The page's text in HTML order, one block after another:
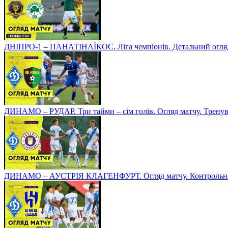
ДНІПРО-1 – ПАНАТІНАЇКОС. Ліга чемпіонів. Детальний
ДИНАМО – РУДАР. Три тайми – сім голів. Огляд матчу.
ДИНАМО – АУСТРІЯ КЛАГЕНФУРТ. Огляд матчу.